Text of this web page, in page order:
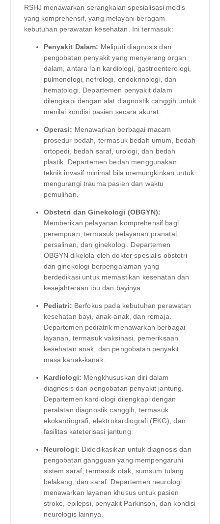
RSHJ menawarkan serangkaian spesialisasi medis
yang komprehensif, yang melayani beragam
kebutuhan perawatan kesehatan. Ini termasuk:
Penyakit Dalam: Meliputi diagnosis dan
pengobatan penyakit yang menyerang organ
dalam, antara lain kardiologi, gastroenterologi,
pulmonologi, nefrologi, endokrinologi, dan
hematologi. Departemen penyakit dalam
dilengkapi dengan alat diagnostik canggih untuk
menilai kondisi pasien secara akurat.
Operasi: Menawarkan berbagai macam
prosedur bedah, termasuk bedah umum, bedah
ortopedi, bedah saraf, urologi, dan bedah
plastik. Departemen bedah menggunakan
teknik invasif minimal bila memungkinkan untuk
mengurangi trauma pasien dan waktu
pemulihan.
Obstetri dan Ginekologi (OBGYN):
Memberikan pelayanan komprehensif bagi
perempuan, termasuk pelayanan pranatal,
persalinan, dan ginekologi. Departemen
OBGYN dikelola oleh dokter spesialis obstetri
dan ginekologi berpengalaman yang
berdedikasi untuk memastikan kesehatan dan
kesejahteraan ibu dan bayinya.
Pediatri: Berfokus pada kebutuhan perawatan
kesehatan bayi, anak-anak, dan remaja.
Departemen pediatrik menawarkan berbagai
layanan, termasuk vaksinasi, pemeriksaan
kesehatan anak, dan pengobatan penyakit
masa kanak-kanak.
Kardiologi: Mengkhususkan diri dalam
diagnosis dan pengobatan penyakit jantung.
Departemen kardiologi dilengkapi dengan
peralatan diagnostik canggih, termasuk
ekokardiografi, elektrokardiografi (EKG), dan
fasilitas kateterisasi jantung.
Neurologi: Didedikasikan untuk diagnosis dan
pengobatan gangguan yang mempengaruhi
sistem saraf, termasuk otak, sumsum tulang
belakang, dan saraf. Departemen neurologi
menawarkan layanan khusus untuk pasien
stroke, epilepsi, penyakit Parkinson, dan kondisi
neurologis lainnya.